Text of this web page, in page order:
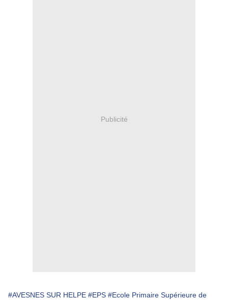
Publicité
#AVESNES SUR HELPE #EPS #Ecole Primaire Supérieure de